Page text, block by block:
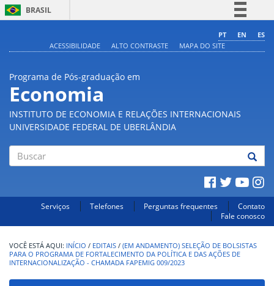
BRASIL
Comunica BR
PT EN
ES
ACESSIBILIDADE
ALTO CONTRASTE MAPA DO SITE
Programa de Pós-graduação em
Economia
INSTITUTO DE ECONOMIA E RELAÇÕES INTERNACIONAIS
UNIVERSIDADE FEDERAL DE UBERLÂNDIA
Serviços Telefones Perguntas frequentes
Contato
Fale conosco
INÍCIO / EDITAIS / (EM ANDAMENTO) SELEÇÃO DE BOLSISTAS
PARA O PROGRAMA DE FORTALECIMENTO DA POLÍTICA E DAS AÇÕES DE
INTERNACIONALIZAÇÃO - CHAMADA FAPEMIG 009/2023